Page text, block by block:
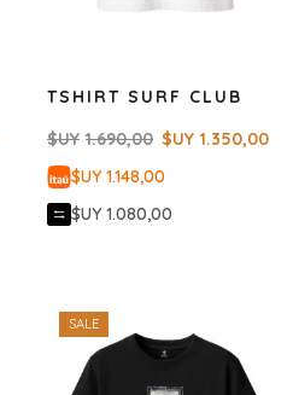
TSHIRT SURF CLUB
$UY 1.690,00 $UY 1.350,00
$UY 1.148,00
$UY 1.080,00
SALE